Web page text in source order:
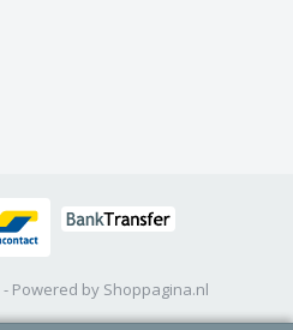
Powered by Shoppagina.nl